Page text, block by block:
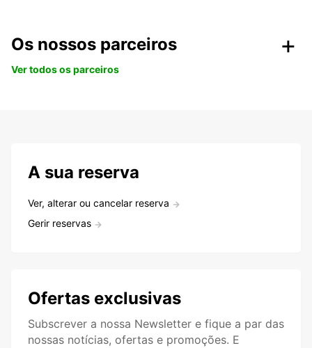
Os nossos parceiros
Ver todos os parceiros
A sua reserva
Ver, alterar ou cancelar reserva
Gerir reservas
Ofertas exclusivas
Subscrever a nossa Newsletter e fique a par das
nossas notícias, ofertas e promoções. E